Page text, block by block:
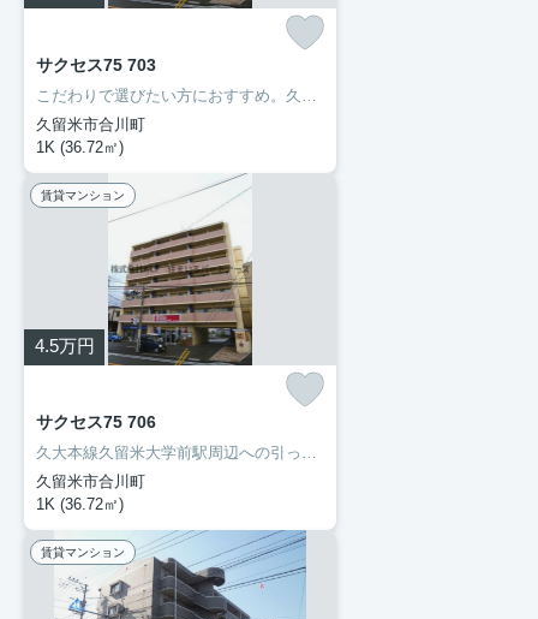
サクセス75 703
こだわりで選びたい方におすすめ。久留米市エリアで住まいをお探しなら「サクセス75」。セブン-イレブン久留米朝妻店まで徒歩2分と近場にコンビニがあるのもポイント。久留米市や久大本線久留米大学前付近でのお部屋探しは当社にお任せください。お気に入りのお部屋で快適な新生活を始めましょう。
久留米市合川町
1K (36.72㎡)
賃貸マンション
4.5万円
サクセス75 706
久大本線久留米大学前駅周辺への引っ越しをお考えなら「サクセス75」。エントランスと玄関の2つのロックで守られているので安全面に優れているオートロック機能があります。洗面化粧台はコンセントや照明、大きな鏡などがついているので化粧や身支度を整える際に便利です。当たり前の生活が、より素敵なものに変わります。新たな物件探しはあなたに活力を与えることでしょう。ぜひとも当社をご利用ください。
久留米市合川町
1K (36.72㎡)
賃貸マンション